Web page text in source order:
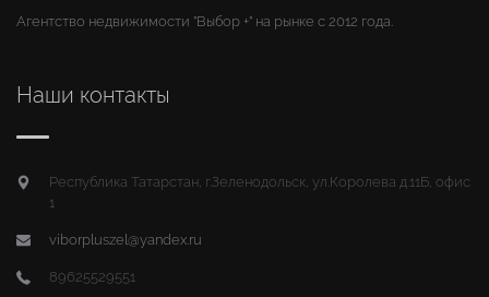
Агентство недвижимости "Выбор +" на рынке с 2012 года.
Наши контакты
Республика Татарстан, г.Зеленодольск, ул.Королева д.11Б, офис
1
viborpluszel@yandex.ru
89625529551